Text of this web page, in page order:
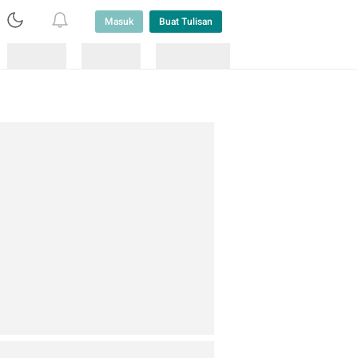
Masuk Buat Tulisan